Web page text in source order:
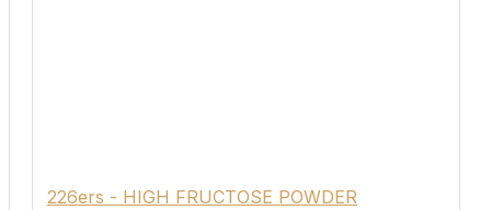
226ers - HIGH FRUCTOSE POWDER